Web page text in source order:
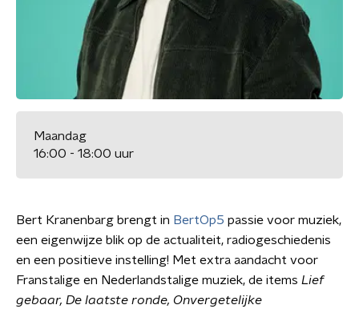
Maandag
16:00 - 18:00 uur
Bert Kranenbarg brengt in BertOp5 passie voor muziek,
een eigenwijze blik op de actualiteit, radiogeschiedenis
en een positieve instelling! Met extra aandacht voor
Franstalige en Nederlandstalige muziek, de items Lief
gebaar, De laatste ronde, Onvergetelijke